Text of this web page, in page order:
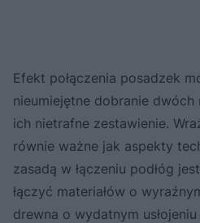
Efekt połączenia posadzek
nieumiejętne dobranie dwóch
ich nietrafne zestawienie.
równie ważne jak aspekty
zasadą w łączeniu podłóg
łączyć materiałów o
drewna o wydatnym